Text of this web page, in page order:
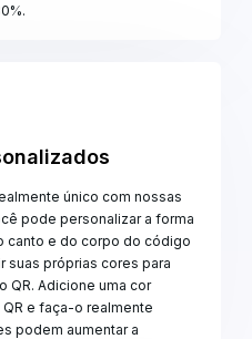
único com nossas
pode personalizar a forma
canto e do corpo do código
suas próprias cores para
Adicione uma cor
e faça-o realmente
podem aumentar a